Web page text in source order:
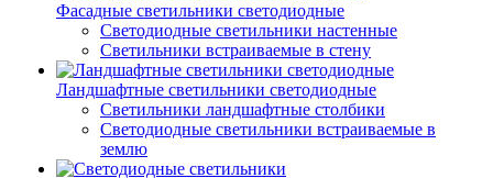
Фасадные светильники светодиодные
Светодиодные светильники настенные
Светильники встраиваемые в стену
Ландшафтные светильники светодиодные
Светильники ландшафтные столбики
Светодиодные светильники встраиваемые в
землю